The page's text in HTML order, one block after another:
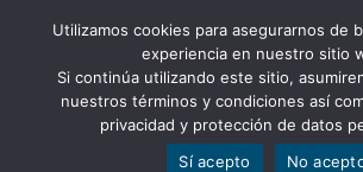
Abrir barra de
Utilizamos cookies para asegurarnos de
experiencia en nuestro sitio
Si continúa utilizando este sitio,
nuestros términos y condiciones así
privacidad y protección de datos
Sí acepto
No